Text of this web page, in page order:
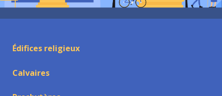
Édifices religieux
Calvaires